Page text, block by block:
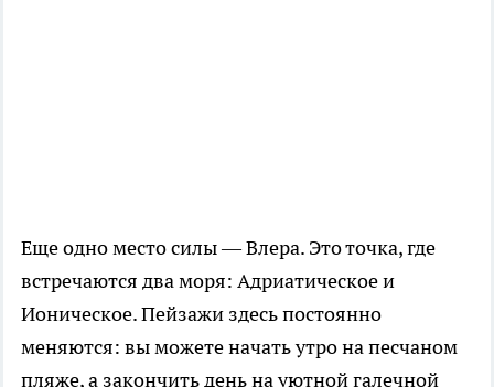
Еще одно место силы — Влера. Это точка, где
встречаются два моря: Адриатическое и
Ионическое. Пейзажи здесь постоянно
меняются: вы можете начать утро на песчаном
пляже, а закончить день на уютной галечной